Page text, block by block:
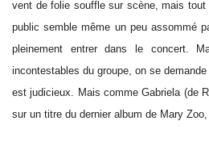
vent de folie souffle sur scène, mais
public semble même un peu assommé
pleinement entrer dans le concert.
incontestables du groupe, on se
est judicieux. Mais comme Gabriela (de
sur un titre du dernier album de Mary